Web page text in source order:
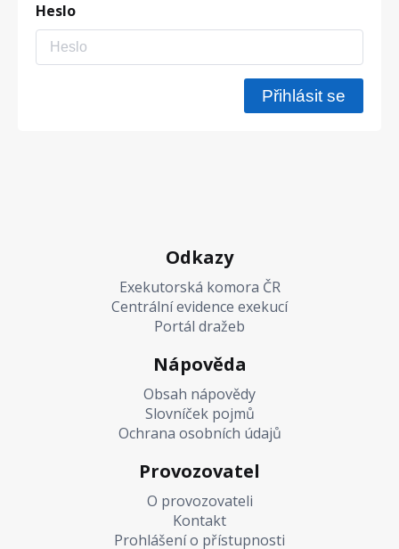
Heslo
Odkazy
Exekutorská komora ČR
Centrální evidence exekucí
Portál dražeb
Nápověda
Obsah nápovědy
Slovníček pojmů
Ochrana osobních údajů
Provozovatel
O provozovateli
Kontakt
Prohlášení o přístupnosti